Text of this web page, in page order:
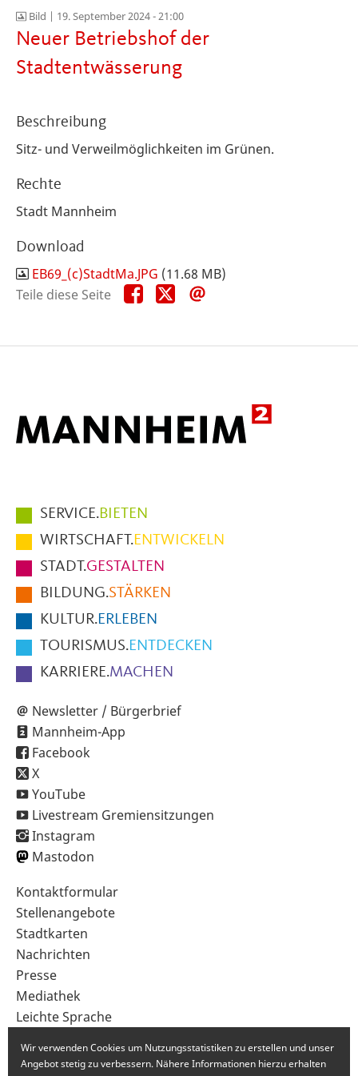
Bild | 19. September 2024 - 21:00
Neuer Betriebshof der
Stadtentwässerung
Beschreibung
Sitz- und Verweilmöglichkeiten im Grünen.
Rechte
Stadt Mannheim
Download
EB69_(c)StadtMa.JPG (11.68 MB)
Teile diese Seite
Teile
diese
Teile
diese
Hauptmenüpunkte
im
Fußbereich
der
Seite
SERVICE.BIETEN
WIRTSCHAFT.ENTWICKELN
STADT.GESTALTEN
BILDUNG.STÄRKEN
KULTUR.ERLEBEN
TOURISMUS.ENTDECKEN
KARRIERE.MACHEN
Newsletter / Bürgerbrief
Mannheim-App
Facebook
X
YouTube
Livestream Gremiensitzungen
Instagram
Mastodon
Sekundärnavigation
im
Fußbereich
Kontaktformular
Stellenangebote
Stadtkarten
Nachrichten
Presse
Mediathek
Leichte Sprache
Wir verwenden Cookies um Nutzungsstatistiken zu erstellen und unser
Angebot stetig zu verbessern. Nähere Informationen hierzu erhalten